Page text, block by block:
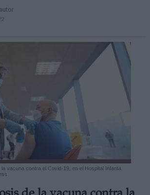
vacuna contra el Covid-19, en el Hospital Infanta